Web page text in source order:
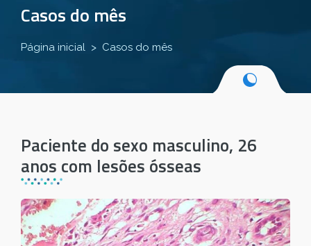
Casos do mês
Página inicial Casos do mês
Paciente do sexo masculino, 26
anos com lesões ósseas